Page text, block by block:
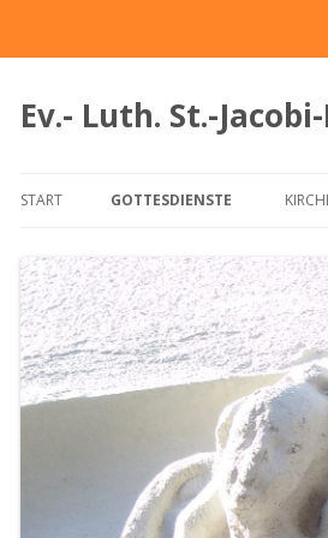
Ev.- Luth. St.-
START GOTTESDIENSTE